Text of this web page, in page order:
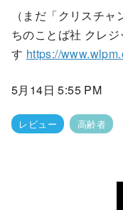
（まだ「クリスチ
ちのことば社 クレ
す https://
5月14日 5:55 PM
レビュー 高齢者